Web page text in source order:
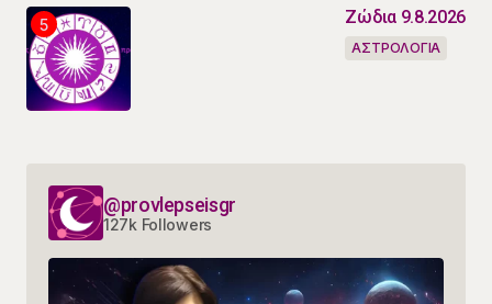
Ζώδια 9.8.2026
ΑΣΤΡΟΛΟΓΙΑ
@provlepseisgr
127k Followers